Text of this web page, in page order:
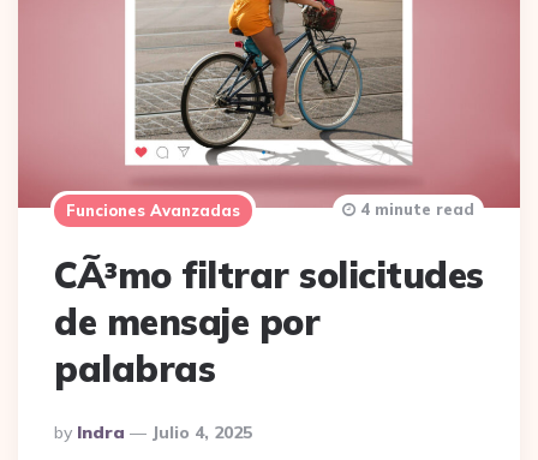
Funciones Avanzadas
CÃ³mo filtrar solicitudes
de mensaje por
palabras
Posted
By
By Indra Julio 4, 2025
4 minute read